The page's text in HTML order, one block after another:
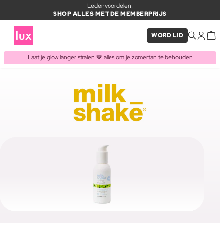
Ledenvoordelen:
SHOP ALLES MET DE MEMBERPRIJS
WORD LID
Laat je glow langer stralen 🤎 alles om je zomertan te behouden